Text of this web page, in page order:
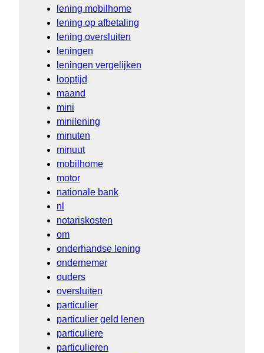
lening mobilhome
lening op afbetaling
lening oversluiten
leningen
leningen vergelijken
looptijd
maand
mini
minilening
minuten
minuut
mobilhome
motor
nationale bank
nl
notariskosten
om
onderhandse lening
ondernemer
ouders
oversluiten
particulier
particulier geld lenen
particuliere
particulieren